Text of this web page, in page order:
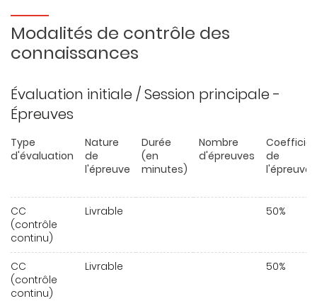
Modalités de contrôle des
connaissances
Évaluation initiale / Session principale -
Épreuves
Type
d'évaluation
Nature
de
l'épreuve
Durée
(en
minutes)
Nombre
d'épreuves
de
l'épreuve
CC
(contrôle
continu)
Livrable 50%
CC
(contrôle
continu)
Livrable 50%